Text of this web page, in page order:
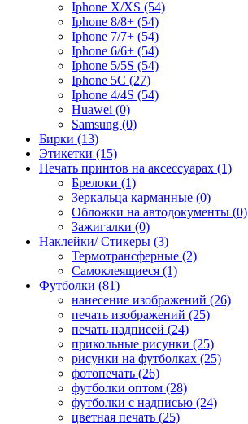
Iphone X/XS (54)
Iphone 8/8+ (54)
Iphone 7/7+ (54)
Iphone 6/6+ (54)
Iphone 5/5S (54)
Iphone 5C (27)
Iphone 4/4S (54)
Huawei (0)
Samsung (0)
Бирки (13)
Этикетки (15)
Печать принтов на аксессуарах (1)
Брелоки (1)
Зеркальца карманные (0)
Обложки на автодокументы (0)
Зажигалки (0)
Наклейки/ Стикеры (3)
Термотрансферные (2)
Самоклеящиеся (1)
Футболки (81)
нанесение изображений (26)
печать изображений (25)
печать надписей (24)
прикольные рисунки (25)
рисунки на футболках (25)
фотопечать (26)
футболки оптом (28)
футболки с надписью (24)
цветная печать (25)